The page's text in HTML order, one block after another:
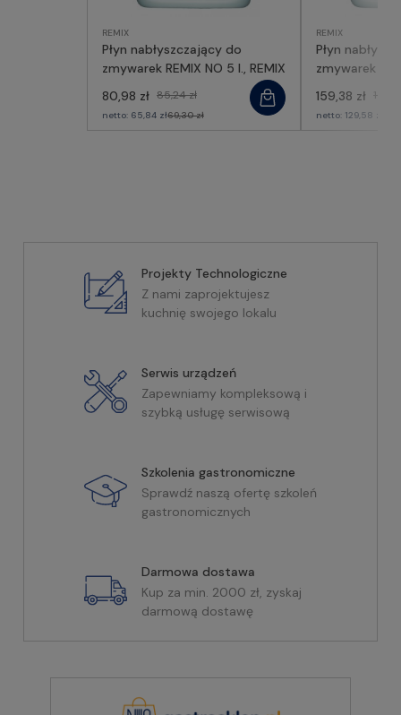
REMIX
Płyn nabłyszczający do
zmywarek REMIX NO 5 l., REMIX
80,98 zł 85,24 zł
netto: 65,84 zł69,30 zł
REMIX
Płyn
zmywarek
159,38 zł
netto: 129,58 zł
Projekty Technologiczne
Z nami zaprojektujesz
kuchnię swojego lokalu
Serwis urządzeń
Zapewniamy kompleksową i
szybką usługę serwisową
Szkolenia gastronomiczne
Sprawdź naszą ofertę szkoleń
gastronomicznych
Darmowa dostawa
Kup za min. 2000 zł, zyskaj
darmową dostawę